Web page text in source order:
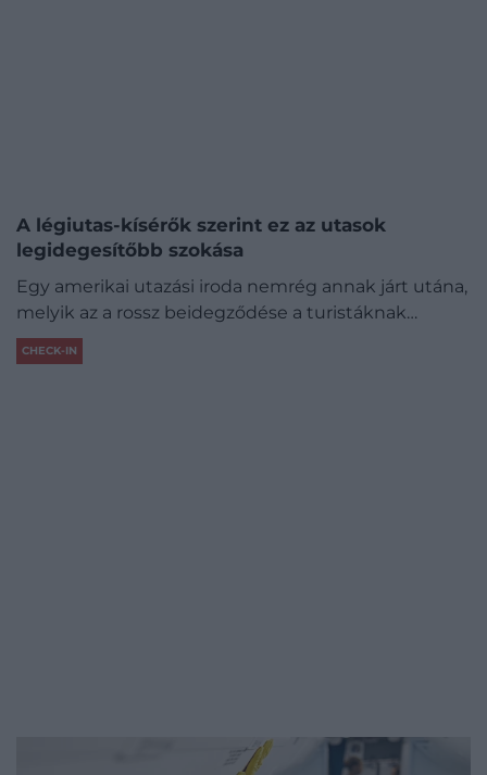
A légiutas-kísérők szerint ez az utasok
legidegesítőbb szokása
Egy amerikai utazási iroda nemrég annak járt utána,
melyik az a rossz beidegződése a turistáknak…
CHECK-IN